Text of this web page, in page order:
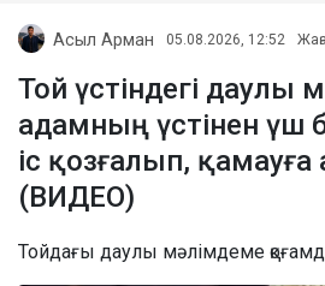
Асыл Арман 05.08.2026, 12:52
Той үстіндегі даулы
адамның үстінен үш
іс қозғалып,
(ВИДЕО)
Тойдағы даулы мәлімдеме